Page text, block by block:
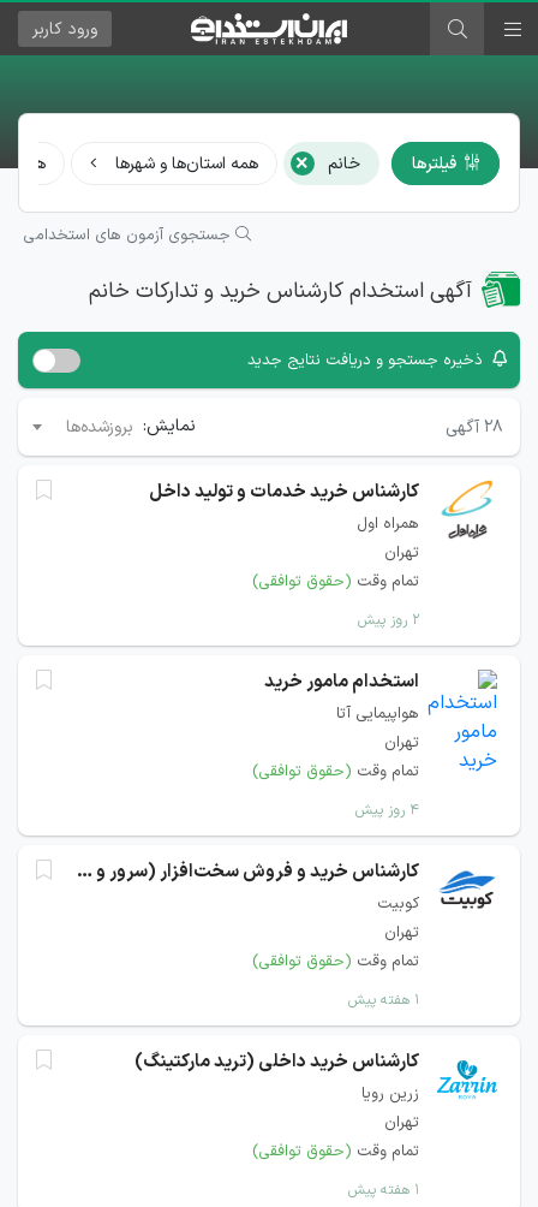
ورود کاربر
فیلترها خانم × همه استان‌ها و شهرها همه
جستجوی آزمون های استخدامی
آگهی استخدام کارشناس خرید و تدارکات خانم
ذخیره جستجو و دریافت نتایج جدید
۲۸ آگهی نمایش: بروزشده‌ها
کارشناس خرید خدمات و تولید داخل
همراه اول
تهران
تمام وقت (حقوق توافقی)
۲ روز پیش
استخدام مامور خرید
هواپیمایی آتا
تهران
تمام وقت (حقوق توافقی)
۴ روز پیش
کارشناس خرید و فروش سخت‌افزار (سرور و شبکه)
کوبیت
تهران
تمام وقت (حقوق توافقی)
۱ هفته پیش
کارشناس خرید داخلی (ترید مارکتینگ)
زرین رویا
تهران
تمام وقت (حقوق توافقی)
۱ هفته پیش